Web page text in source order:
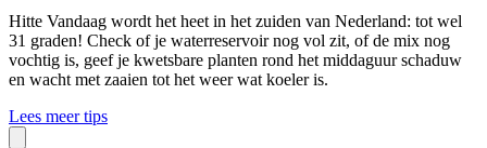
Hitte Vandaag wordt het heet in het zuiden van Nederland: tot wel
31 graden! Check of je waterreservoir nog vol zit, of de mix nog
vochtig is, geef je kwetsbare planten rond het middaguur schaduw
en wacht met zaaien tot het weer wat koeler is.
Lees meer tips